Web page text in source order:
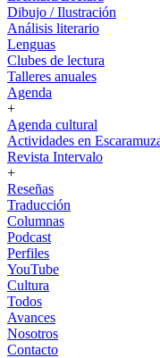
Dibujo / Ilustración
Análisis literario
Lenguas
Clubes de lectura
Talleres anuales
Agenda
+
Agenda cultural
Actividades en
Revista Intervalo
+
Reseñas
Traducción
Columnas
Podcast
Perfiles
YouTube
Cultura
Todos
Avances
Nosotros
Contacto